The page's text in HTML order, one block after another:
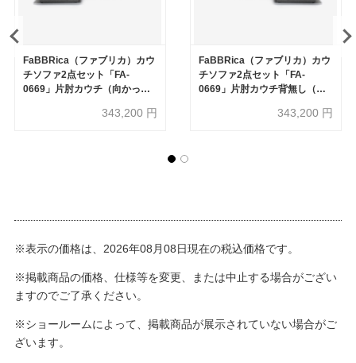
FaBBRica（ファブリカ）カウ
チソファ2点セット「FA-
0669」片肘カウチ（向かって
かって右肘）布#FA-2 FAB-
343,200 円
FaBBRica（ファブリカ）カウ
チソファ2点セット「FA-
0669」片肘カウチ背無し（向
かって右肘）布#FA-2 FAB-
343,200 円
※表示の価格は、2026年08月08日現在の税込価格です。
※掲載商品の価格、仕様等を変更、または中止する場合がござい
ますのでご了承ください。
※ショールームによって、掲載商品が展示されていない場合がご
ざいます。